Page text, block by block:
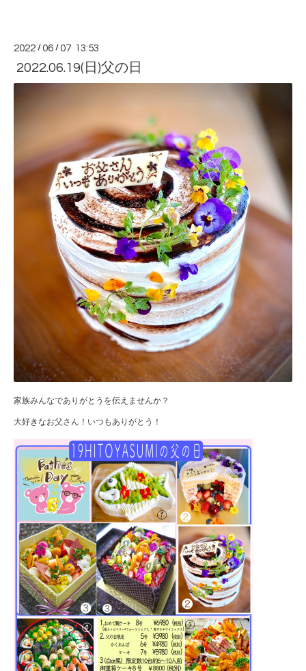
2022 /06 /07 13:53
2022.06.19(日)父の日
家族みんなでありがとうを伝えませんか？
大好きなお父さん！いつもありがとう！